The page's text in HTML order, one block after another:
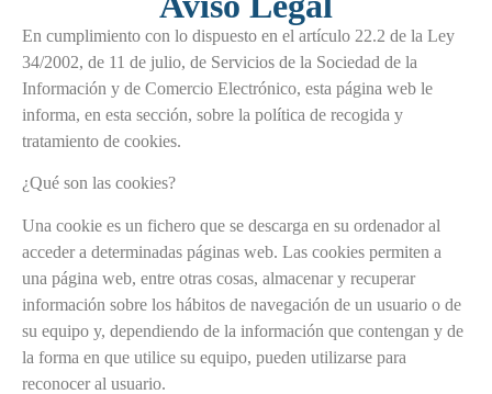
En cumplimiento con lo dispuesto en el artículo 22.2 de la Ley
34/2002, de 11 de julio, de Servicios de la Sociedad de la
Información y de Comercio Electrónico, esta página web le
informa, en esta sección, sobre la política de recogida y
tratamiento de cookies.
¿Qué son las cookies?
Una cookie es un fichero que se descarga en su ordenador al
acceder a determinadas páginas web. Las cookies permiten a
una página web, entre otras cosas, almacenar y recuperar
información sobre los hábitos de navegación de un usuario o de
su equipo y, dependiendo de la información que contengan y de
la forma en que utilice su equipo, pueden utilizarse para
reconocer al usuario.